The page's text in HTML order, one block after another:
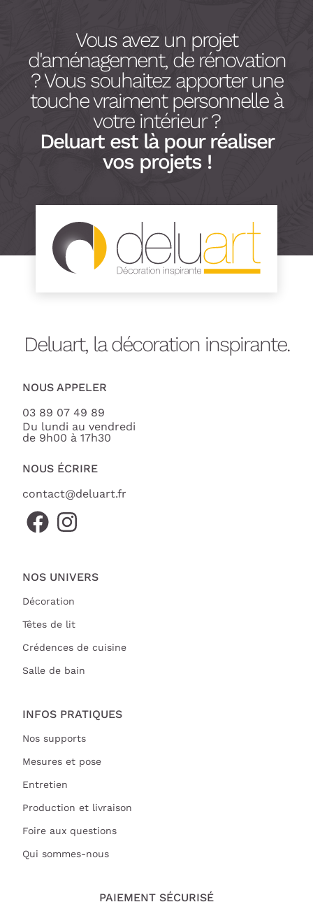
Vous avez un projet
d'aménagement, de rénovation
? Vous souhaitez apporter une
touche vraiment personnelle à
votre intérieur ?
Deluart est là pour réaliser
vos projets !
Deluart, la décoration inspirante.
NOUS APPELER
03 89 07 49 89
Du lundi au vendredi
de 9h00 à 17h30
NOUS ÉCRIRE
contact@deluart.fr
NOS UNIVERS
Décoration
Têtes de lit
Crédences de cuisine
Salle de bain
INFOS PRATIQUES
Nos supports
Mesures et pose
Entretien
Production et livraison
Foire aux questions
Qui sommes-nous
PAIEMENT SÉCURISÉ